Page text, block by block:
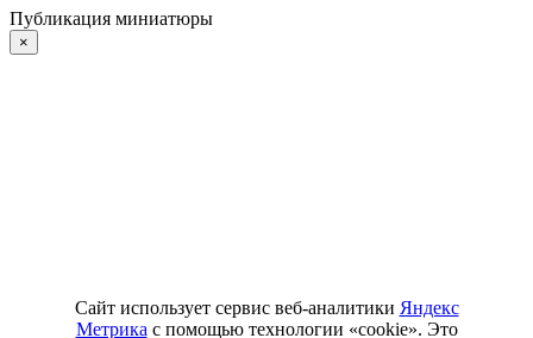
Публикация миниатюры
×
Сайт использует сервис веб-аналитики Яндекс
Метрика с помощью технологии «cookie». Это